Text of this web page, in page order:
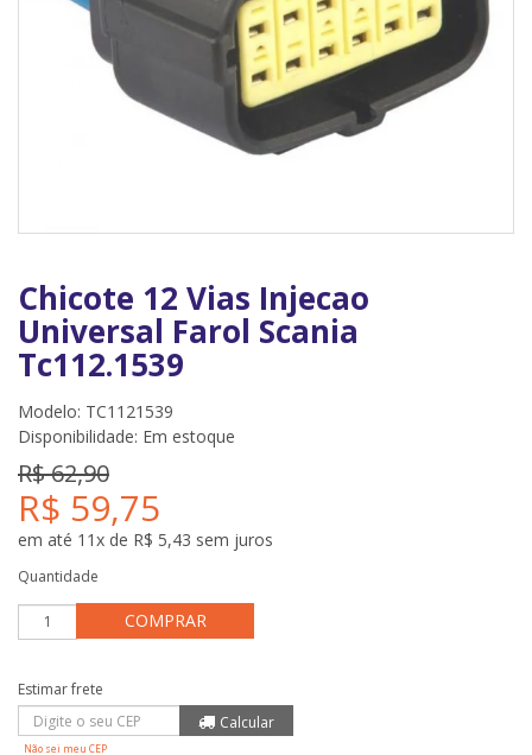
Chicote 12 Vias Injecao
Universal Farol Scania
Tc112.1539
Modelo: TC1121539
Disponibilidade: Em estoque
R$ 62,90
R$ 59,75
em até 11x de R$ 5,43 sem juros
Quantidade
COMPRAR
Não sei meu CEP